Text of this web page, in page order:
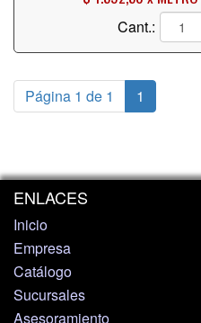
Cant.:
Página 1 de 1 1
ENLACES
Inicio
Empresa
Catálogo
Sucursales
Asesoramiento